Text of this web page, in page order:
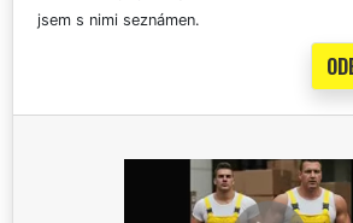
jsem s nimi seznámen.